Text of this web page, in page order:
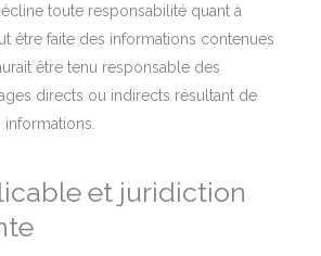
toute responsabilité quant à
être faite des informations contenues
être tenu responsable des
directs ou indirects résultant de
informations.
et juridiction